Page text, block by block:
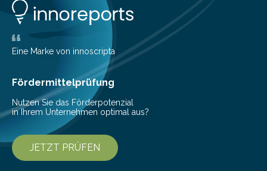
ist der Multimedia-Treffpunkt, u
Eine Marke von innoscripta
Fördermittelprüfung
Nutzen Sie das Förderpotenzial
in Ihrem Unternehmen optimal aus?
JETZT PRÜFEN